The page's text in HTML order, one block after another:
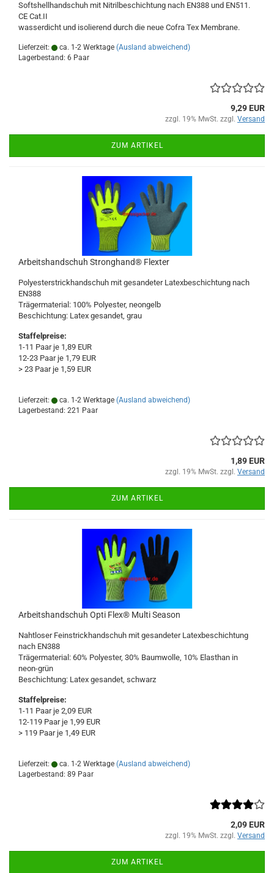
Softshellhandschuh mit Nitrilbeschichtung nach EN388 und EN511.
CE Cat.II
wasserdicht und isolierend durch die neue Cofra Tex Membrane.
Lieferzeit: ca. 1-2 Werktage (Ausland abweichend)
Lagerbestand: 6 Paar
9,29 EUR
zzgl. 19% MwSt. zzgl. Versand
ZUM ARTIKEL
Arbeitshandschuh Stronghand® Flexter
Polyesterstrickhandschuh mit gesandeter Latexbeschichtung nach
EN388
Trägermaterial: 100% Polyester, neongelb
Beschichtung: Latex gesandet, grau
Staffelpreise:
1-11 Paar je 1,89 EUR
12-23 Paar je 1,79 EUR
> 23 Paar je 1,59 EUR
Lieferzeit: ca. 1-2 Werktage (Ausland abweichend)
Lagerbestand: 221 Paar
1,89 EUR
zzgl. 19% MwSt. zzgl. Versand
ZUM ARTIKEL
Arbeitshandschuh Opti Flex® Multi Season
Nahtloser Feinstrickhandschuh mit gesandeter Latexbeschichtung
nach EN388
Trägermaterial: 60% Polyester, 30% Baumwolle, 10% Elasthan in
neon-grün
Beschichtung: Latex gesandet, schwarz
Staffelpreise:
1-11 Paar je 2,09 EUR
12-119 Paar je 1,99 EUR
> 119 Paar je 1,49 EUR
Lieferzeit: ca. 1-2 Werktage (Ausland abweichend)
Lagerbestand: 89 Paar
2,09 EUR
zzgl. 19% MwSt. zzgl. Versand
ZUM ARTIKEL